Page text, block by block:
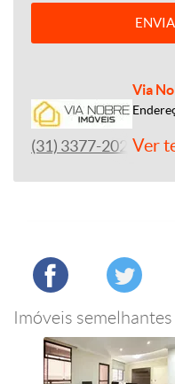
Via
(31) 3377-2020Ver
Imóveis semelhantes